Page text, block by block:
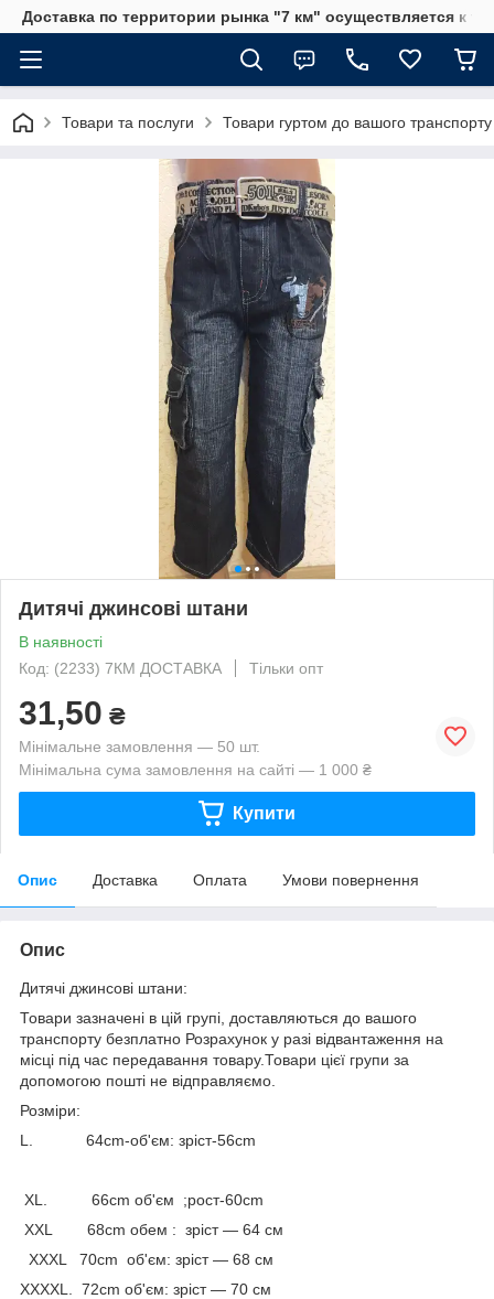
Доставка по территории рынка "7 км" осуществляется к
Товари та послуги Товари гуртом до вашого
Дитячі джинсові штани
В наявності
Код: (2233) 7КМ ДОСТАВКА
Тільки опт
31,50 ₴
Мінімальне замовлення — 50 шт.
Мінімальна сума замовлення на сайті — 1 000 ₴
Купити
Опис Доставка Оплата Умови повернення
Опис
Дитячі джинсові штани:
Товари зазначені в цій групі, доставляються до вашого
транспорту безплатно Розрахунок у разі відвантаження на
місці під час передавання товару.Товари цієї групи за
допомогою пошті не відправляємо.
Розміри:
L. 64cm-об'єм: зріст-56cm
XL. 66cm об'єм ;рост-60cm
XXL 68cm обем : зріст — 64 см
XXXL 70cm об'єм: зріст — 68 см
XXXXL. 72cm об'єм: зріст — 70 см